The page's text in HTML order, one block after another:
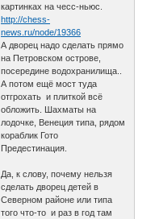
картинках на чесс-ньюс.
http://chess-
news.ru/node/19366
А дворец надо сделать прямо
на Петровском острове,
посередине водохранилища..
А потом ещё мост туда
отгрохать и плиткой всё
обложить. Шахматы на
лодочке, Венеция типа, рядом
кораблик Гото
Предестинация.
Да, к слову, почему нельзя
сделать дворец детей в
Северном районе или типа
того что-то и раз в год там